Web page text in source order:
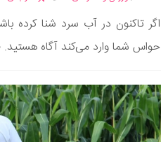
اگر تاکنون در آب سرد شنا کرده
حواس شما وارد می‌کند آگاه